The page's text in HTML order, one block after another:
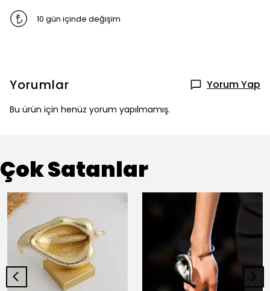
10 gün içinde değişim
Yorumlar Yorum Yap
Bu ürün için henüz yorum yapılmamış.
Çok Satanlar